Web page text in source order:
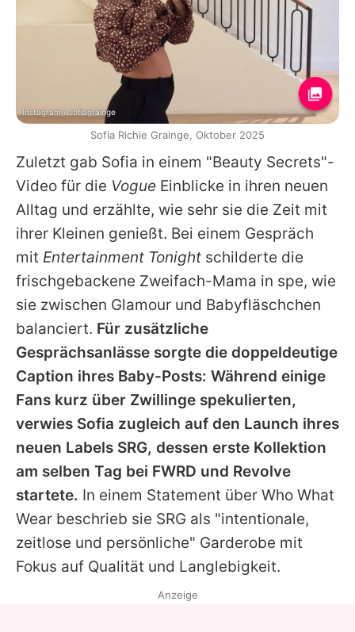
Zuletzt gab Sofia in einem "Beauty Secrets"-
Video für die Vogue Einblicke in ihren neuen
Alltag und erzählte, wie sehr sie die Zeit mit
ihrer Kleinen genießt. Bei einem Gespräch
mit Entertainment Tonight schilderte die
frischgebackene Zweifach-Mama in spe, wie
sie zwischen Glamour und Babyfläschchen
balanciert. Für zusätzliche
Gesprächsanlässe sorgte die doppeldeutige
Caption ihres Baby-Posts: Während einige
Fans kurz über Zwillinge spekulierten,
verwies Sofia zugleich auf den Launch ihres
neuen Labels SRG, dessen erste Kollektion
am selben Tag bei FWRD und Revolve
startete. In einem Statement über Who What
Wear beschrieb sie SRG als "intentionale,
zeitlose und persönliche" Garderobe mit
Fokus auf Qualität und Langlebigkeit.
Instagram / sofiagrainge
Sofia Richie Grainge, Oktober 2025
Anzeige